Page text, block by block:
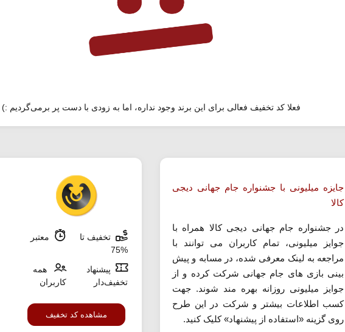
فعلا کد تخفیف فعالی برای این برند وجود نداره، اما به زودی با دست پر برمی‌گردیم :)
جایزه میلیونی با جشنواره جام جهانی دیجی
کالا
در جشنواره جام جهانی دیجی کالا همراه با
جوایز میلیونی، تمام کاربران می توانند با
مراجعه به لینک معرفی شده، در مسابه و پیش
بینی بازی های جام جهانی شرکت کرده و از
جوایز میلیونی روزانه بهره مند شوند. جهت
کسب اطلاعات بیشتر و شرکت در این طرح
روی گزینه «استفاده از پیشنهاد» کلیک کنید.
تخفیف تا
%75
معتبر
پیشنهاد
تخفیف‌دار
همه
کاربران
مشاهده کد تخفیف